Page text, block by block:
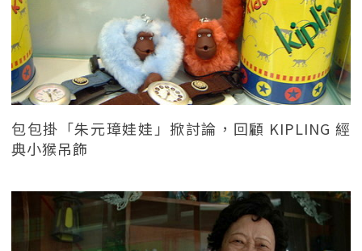
包包掛「朱元璋娃娃」掀討論，回顧 KIPLING 經
典小猴吊飾